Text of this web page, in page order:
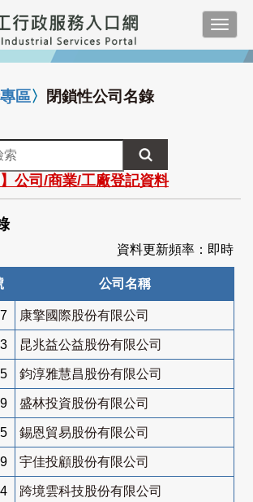
區〉 閉鎖性公司名錄
】公司/商業/工廠登記資料
資料更新頻率：即時
公司名稱
康擎國際股份有限公司
昆兆益公益股份有限公司
鈞淳雅慧昌股份有限公司
盛林投資股份有限公司
錫恩貿易股份有限公司
宇佳投顧股份有限公司
跨境雲科技股份有限公司